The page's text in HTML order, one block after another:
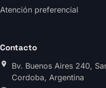
Atención preferencial
Contacto
Bv. Buenos Aires 240,
Cordoba, Argentina